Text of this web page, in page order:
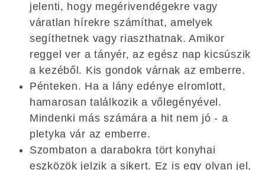
jelenti, hogy megérivendégekre vagy
váratlan hírekre számíthat, amelyek
segíthetnek vagy riaszthatnak. Amikor
reggel ver a tányér, az egész nap kicsúszik
a kezéből. Kis gondok várnak az emberre.
Pénteken. Ha a lány edénye elromlott,
hamarosan találkozik a vőlegényével.
Mindenki más számára a hit nem jó - a
pletyka vár az emberre.
Szombaton a darabokra tört konyhai
eszközök jelzik a sikert. Ez is egy olyan jel,